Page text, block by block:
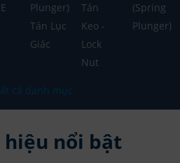
Plunger)
Tán Lục
Giác
Tán
Keo -
Lock
Nut
(Spring
Plunger)
cả danh mục
nổi bật